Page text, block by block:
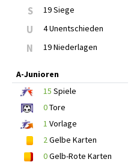
S 19 Siege
U 4 Unentschieden
N 19 Niederlagen
A-Junioren
15 Spiele
0Tore
1 Vorlage
2Gelbe Karten
0Gelb-Rote Karten